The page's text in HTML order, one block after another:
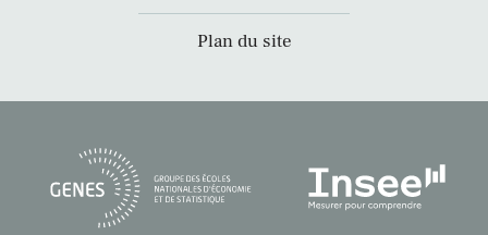
Plan du site